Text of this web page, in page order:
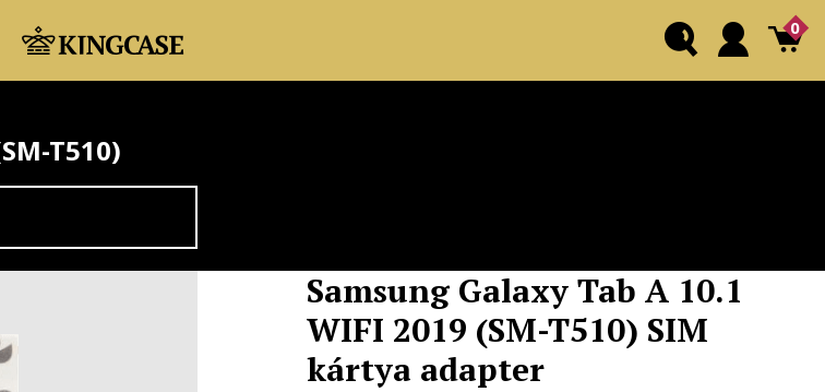
0
T510)
Samsung Galaxy Tab A 10.1
WIFI 2019 (SM-T510) SIM
kártya adapter